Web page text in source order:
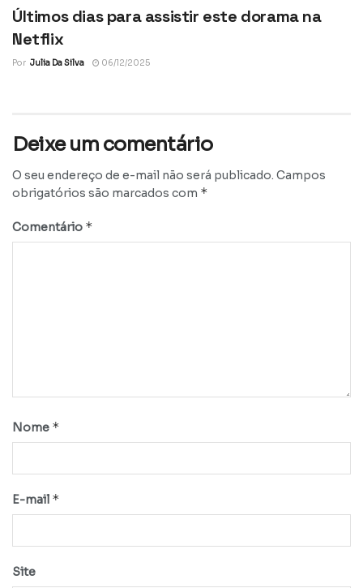
Últimos dias para assistir este dorama na
Netflix
Por Julia Da Silva 06/12/2025
Deixe um comentário
O seu endereço de e-mail não será publicado. Campos
obrigatórios são marcados com *
Comentário *
Nome *
E-mail *
Site